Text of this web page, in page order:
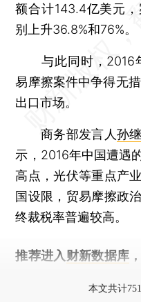
额合计143.4亿美元
别上升36.8%和76%。
与此同时，2016
易摩擦案件中争得无
出口市场。
商务部发言人孙
示，2016年中国遭遇
高点，光伏等重点产
国设限，贸易摩擦政
终裁税率普遍较高。
推荐进入 财新数据库
本文共计